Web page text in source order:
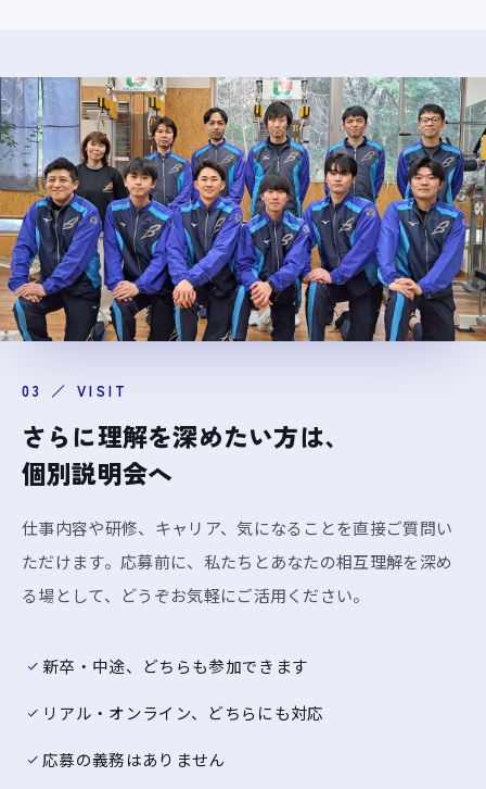
03 ／ VISIT
さらに理解を深めたい方は、
個別説明会へ
仕事内容や研修、キャリア、気になることを直接ご質問い
ただけます。応募前に、私たちとあなたの相互理解を深め
る場として、どうぞお気軽にご活用ください。
新卒・中途、どちらも参加できます
リアル・オンライン、どちらにも対応
応募の義務はありません